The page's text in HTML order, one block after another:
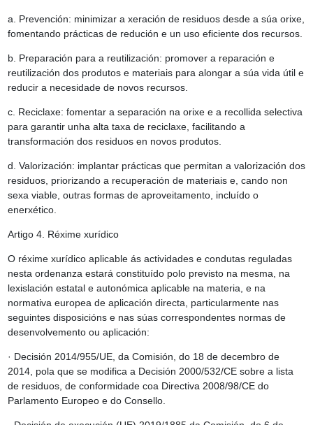
a. Prevención: minimizar a xeración de residuos desde a súa orixe,
fomentando prácticas de redución e un uso eficiente dos recursos.
b. Preparación para a reutilización: promover a reparación e
reutilización dos produtos e materiais para alongar a súa vida útil e
reducir a necesidade de novos recursos.
c. Reciclaxe: fomentar a separación na orixe e a recollida selectiva
para garantir unha alta taxa de reciclaxe, facilitando a
transformación dos residuos en novos produtos.
d. Valorización: implantar prácticas que permitan a valorización dos
residuos, priorizando a recuperación de materiais e, cando non
sexa viable, outras formas de aproveitamento, incluído o
enerxético.
Artigo 4. Réxime xurídico
O réxime xurídico aplicable ás actividades e condutas reguladas
nesta ordenanza estará constituído polo previsto na mesma, na
lexislación estatal e autonómica aplicable na materia, e na
normativa europea de aplicación directa, particularmente nas
seguintes disposicións e nas súas correspondentes normas de
desenvolvemento ou aplicación:
· Decisión 2014/955/UE, da Comisión, do 18 de decembro de
2014, pola que se modifica a Decisión 2000/532/CE sobre a lista
de residuos, de conformidade coa Directiva 2008/98/CE do
Parlamento Europeo e do Consello.